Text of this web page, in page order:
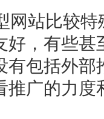
站比较特
好，有些
有包括外
推广的力度